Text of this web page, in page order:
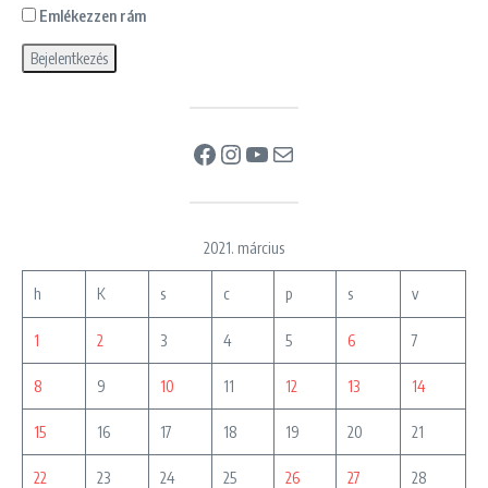
Emlékezzen rám
Facebook
Instagram
YouTube
Mail
2021. március
h K s c p s v
1 2 3 4 5 6 7
8 9 10 11 12 13 14
15 16 17 18 19 20 21
22 23 24 25 26 27 28